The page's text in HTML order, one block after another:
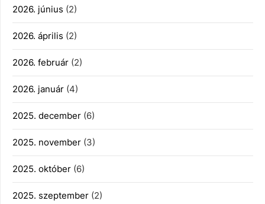
2026. június (2)
2026. április (2)
2026. február (2)
2026. január (4)
2025. december (6)
2025. november (3)
2025. október (6)
2025. szeptember (2)